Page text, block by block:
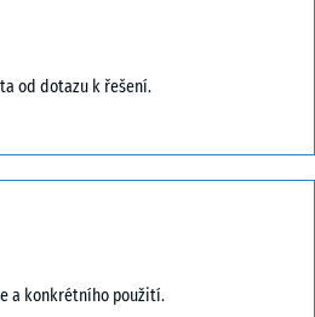
od dotazu k řešení.
a konkrétního použití.